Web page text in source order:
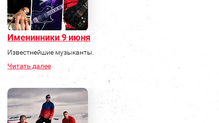
Именинники 9 июня
Известнейшие музыканты.
Читать далее